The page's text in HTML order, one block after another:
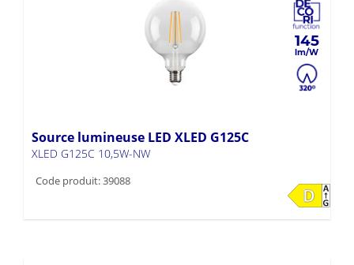
145
Source lumineuse LED XLED G125C
XLED G125C 10,5W-NW
Code produit: 39088